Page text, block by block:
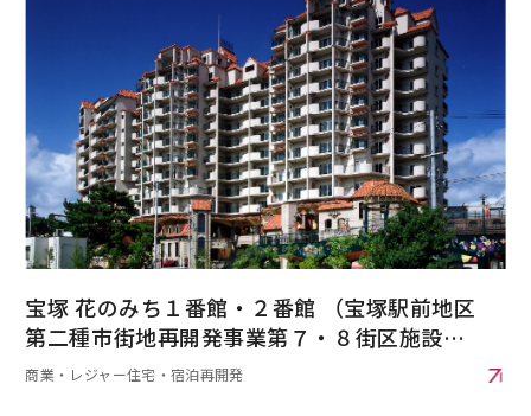
宝塚 花のみち１番館・２番館 （宝塚駅前地区
第二種市街地再開発事業第７・８街区施設建
築物）
商業・レジャー住宅・宿泊再開発